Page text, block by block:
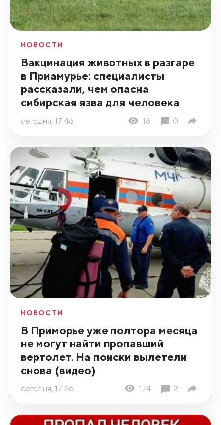
НОВОСТИ
Вакцинация животных в разгаре
в Приамурье: специалисты
рассказали, чем опасна
сибирская язва для человека
сегодня, 17:46 18 0
НОВОСТИ
В Приморье уже полтора месяца
не могут найти пропавший
вертолет. На поиски вылетели
снова (видео)
сегодня, 17:26 174 2